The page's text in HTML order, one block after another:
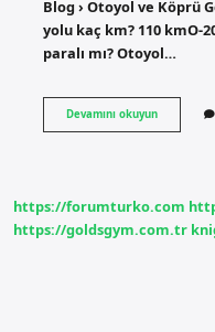
Blog › Otoyol ve Köprü
yolu kaç km? 110 kmO-
paralı mı? Otoyol…
Devamını okuyunAnkara
Çevre
https://forumturko.com
https://goldsgym.com.tr